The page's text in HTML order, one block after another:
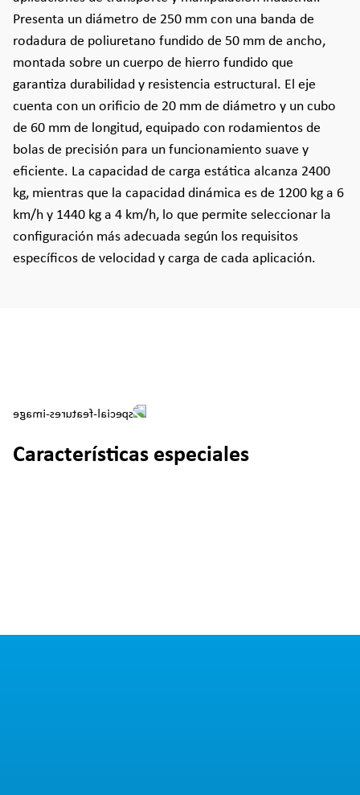
Presenta un diámetro de 250 mm con una banda de
rodadura de poliuretano fundido de 50 mm de ancho,
montada sobre un cuerpo de hierro fundido que
garantiza durabilidad y resistencia estructural. El eje
cuenta con un orificio de 20 mm de diámetro y un cubo
de 60 mm de longitud, equipado con rodamientos de
bolas de precisión para un funcionamiento suave y
eficiente. La capacidad de carga estática alcanza 2400
kg, mientras que la capacidad dinámica es de 1200 kg a 6
km/h y 1440 kg a 4 km/h, lo que permite seleccionar la
configuración más adecuada según los requisitos
específicos de velocidad y carga de cada aplicación.
Características especiales